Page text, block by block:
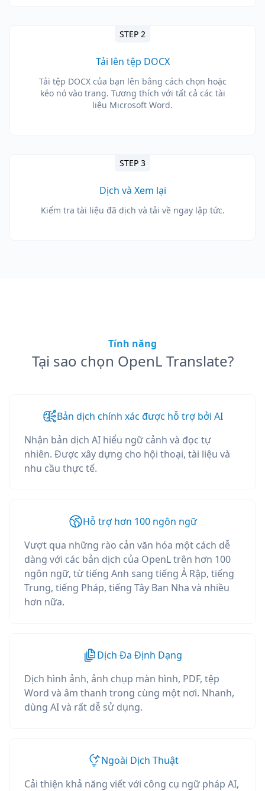
STEP 2
Tải lên tệp DOCX
Tải tệp DOCX của bạn lên bằng cách chọn hoặc
kéo nó vào trang. Tương thích với tất cả các tài
liệu Microsoft Word.
STEP 3
Dịch và Xem lại
Kiểm tra tài liệu đã dịch và tải về ngay lập tức.
Tính năng
Tại sao chọn OpenL Translate?
Bản dịch chính xác được hỗ trợ bởi AI
Nhận bản dịch AI hiểu ngữ cảnh và đọc tự
nhiên. Được xây dựng cho hội thoại, tài liệu và
nhu cầu thực tế.
Hỗ trợ hơn 100 ngôn ngữ
Vượt qua những rào cản văn hóa một cách dễ
dàng với các bản dịch của OpenL trên hơn 100
ngôn ngữ, từ tiếng Anh sang tiếng Ả Rập, tiếng
Trung, tiếng Pháp, tiếng Tây Ban Nha và nhiều
hơn nữa.
Dịch Đa Định Dạng
Dịch hình ảnh, ảnh chụp màn hình, PDF, tệp
Word và âm thanh trong cùng một nơi. Nhanh,
dùng AI và rất dễ sử dụng.
Ngoài Dịch Thuật
Cải thiện khả năng viết với công cụ ngữ pháp AI,